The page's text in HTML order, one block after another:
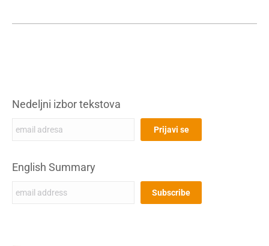
Nedeljni izbor tekstova
English Summary